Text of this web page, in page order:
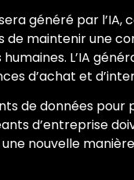
généré par l’IA,
maintenir une
L’IA
d’achat et
de données
d’entreprise
nouvelle